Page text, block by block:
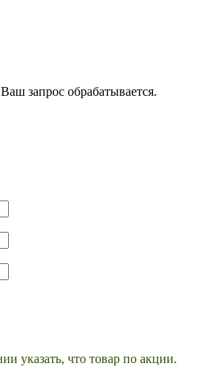
запрос обрабатывается.
указать, что товар по акции.